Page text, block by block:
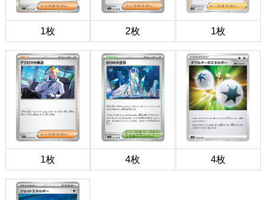
1枚 2枚 1枚
1枚 4枚 4枚